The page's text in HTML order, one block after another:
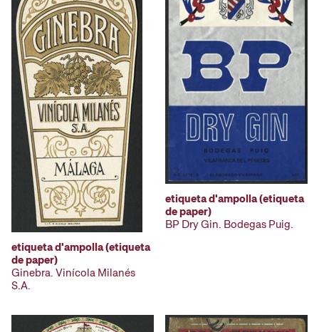
etiqueta d'ampolla (etiqueta
de paper)
Ginebra. Vinícola Milanés
S.A.
etiqueta d'ampolla (etiqueta
de paper)
BP Dry Gin. Bodegas Puig.